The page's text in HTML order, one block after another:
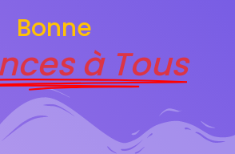
Bonne
à Tous